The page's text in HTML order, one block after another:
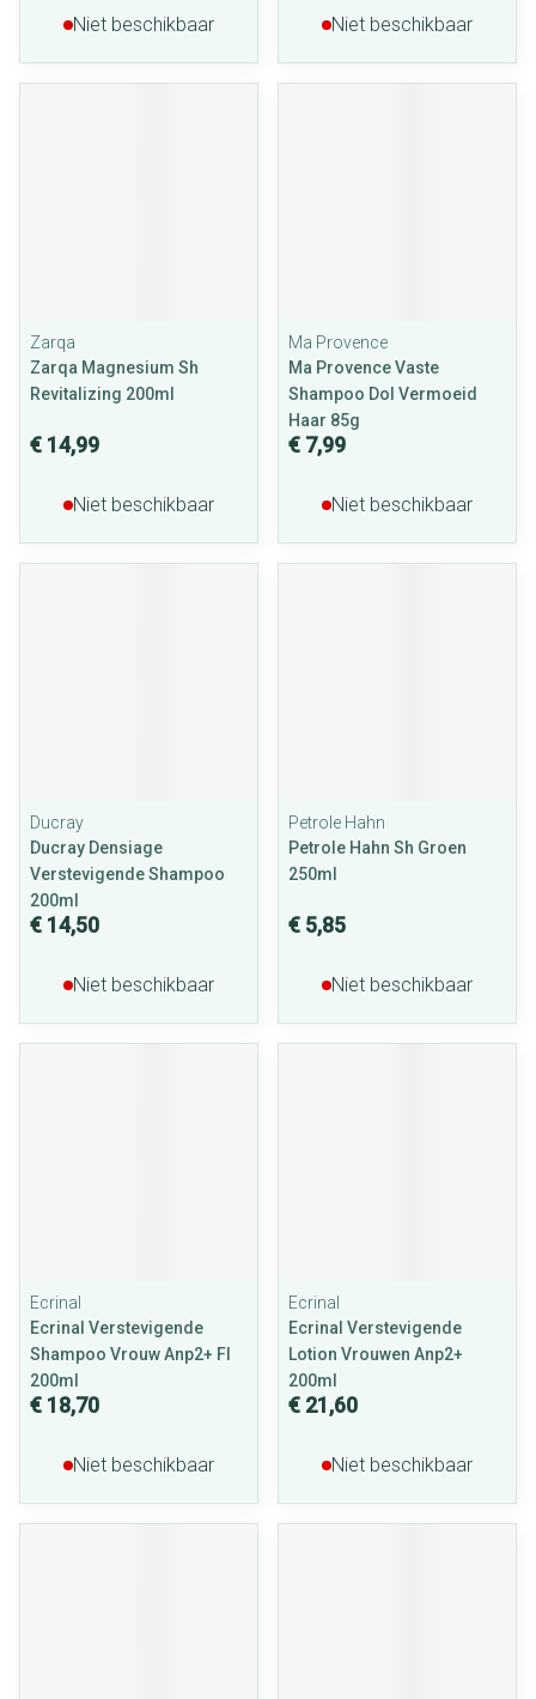
Niet beschikbaar Niet beschikbaar
Zarqa
Zarqa Magnesium Sh
Revitalizing 200ml
€ 14,99
Niet beschikbaar
Ma Provence
Ma Provence Vaste
Shampoo Dol Vermoeid
Haar 85g
€ 7,99
Niet beschikbaar
Ducray
Ducray Densiage
Verstevigende Shampoo
200ml
€ 14,50
Niet beschikbaar
Petrole Hahn
Petrole Hahn Sh Groen
250ml
€ 5,85
Niet beschikbaar
Ecrinal
Ecrinal Verstevigende
Shampoo Vrouw Anp2+ Fl
200ml
€ 18,70
Niet beschikbaar
Ecrinal
Ecrinal Verstevigende
Lotion Vrouwen Anp2+
200ml
€ 21,60
Niet beschikbaar